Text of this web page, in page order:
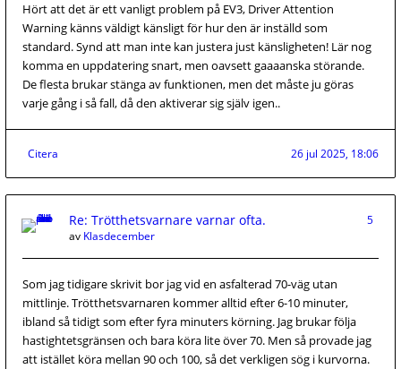
Hört att det är ett vanligt problem på EV3, Driver Attention
Warning känns väldigt känsligt för hur den är inställd som
standard. Synd att man inte kan justera just känsligheten! Lär nog
komma en uppdatering snart, men oavsett gaaaanska störande.
De flesta brukar stänga av funktionen, men det måste ju göras
varje gång i så fall, då den aktiverar sig själv igen..
Citera 26 jul 2025, 18:06
Re: Trötthetsvarnare varnar ofta.
5
av Klasdecember
Som jag tidigare skrivit bor jag vid en asfalterad 70-väg utan
mittlinje. Trötthetsvarnaren kommer alltid efter 6-10 minuter,
ibland så tidigt som efter fyra minuters körning. Jag brukar följa
hastightetsgränsen och bara köra lite över 70. Men så provade jag
att istället köra mellan 90 och 100, så det verkligen sög i kurvorna.